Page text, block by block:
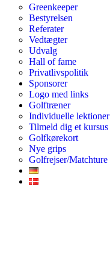
Greenkeeper
Bestyrelsen
Referater
Vedtægter
Udvalg
Hall of fame
Privatlivspolitik
Sponsorer
Logo med links
Golftræner
Individuelle lektioner
Tilmeld dig et kursus
Golfkørekort
Nye grips
Golfrejser/Matchture